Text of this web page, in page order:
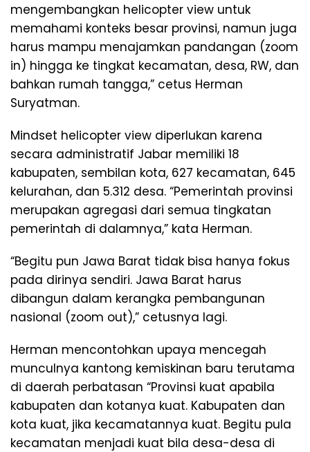
mengembangkan helicopter view untuk
memahami konteks besar provinsi, namun juga
harus mampu menajamkan pandangan (zoom
in) hingga ke tingkat kecamatan, desa, RW, dan
bahkan rumah tangga,” cetus Herman
Suryatman.
Mindset helicopter view diperlukan karena
secara administratif Jabar memiliki 18
kabupaten, sembilan kota, 627 kecamatan, 645
kelurahan, dan 5.312 desa. “Pemerintah provinsi
merupakan agregasi dari semua tingkatan
pemerintah di dalamnya,” kata Herman.
“Begitu pun Jawa Barat tidak bisa hanya fokus
pada dirinya sendiri. Jawa Barat harus
dibangun dalam kerangka pembangunan
nasional (zoom out),” cetusnya lagi.
Herman mencontohkan upaya mencegah
munculnya kantong kemiskinan baru terutama
di daerah perbatasan “Provinsi kuat apabila
kabupaten dan kotanya kuat. Kabupaten dan
kota kuat, jika kecamatannya kuat. Begitu pula
kecamatan menjadi kuat bila desa-desa di